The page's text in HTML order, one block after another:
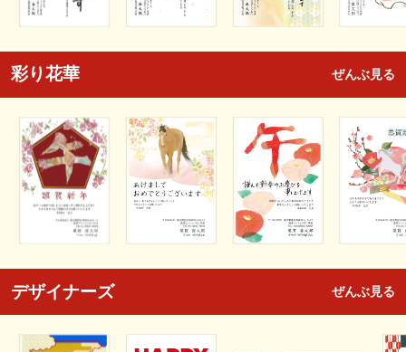
彩り花華 ぜんぶ見る
デザイナーズ ぜんぶ見る